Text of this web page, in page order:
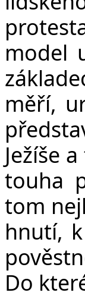
model
měří,
Ježíše
touha
tom
hnutí,
Do